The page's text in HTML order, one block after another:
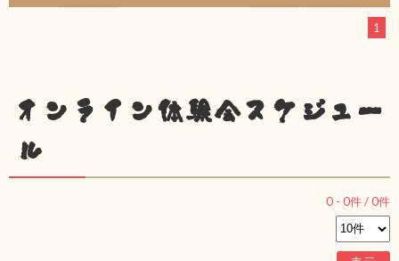
1
オンライン体験会スケジュー
ル
0 - 0件 /0件